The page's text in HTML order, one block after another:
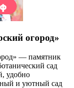
огород»
— памятник
сад
удобно
и уютный сад